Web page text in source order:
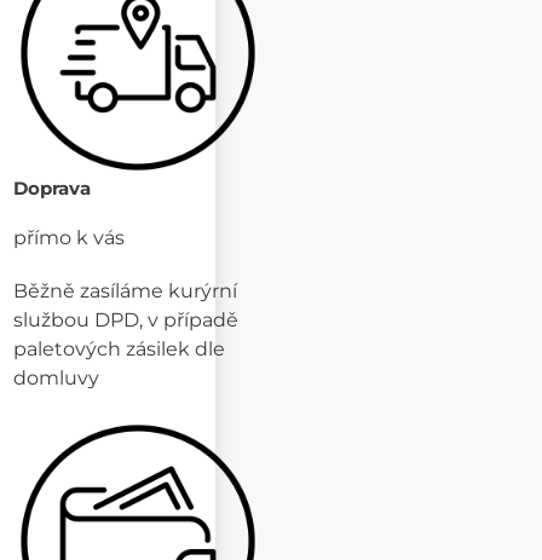
Doprava
přímo k vás
Běžně zasíláme kurýrní
službou DPD, v případě
paletových zásilek dle
domluvy